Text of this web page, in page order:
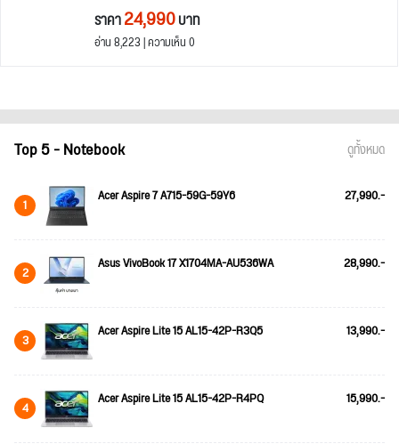
ราคา24,990บาท
อ่าน 8,223 | ความเห็น 0
Top 5 - Notebook ดูทั้งหมด
1 Acer Aspire 7 A715-59G-59Y6 27,990.-
2 Asus VivoBook 17 X1704MA-AU536WA 28,990.-
3 Acer Aspire Lite 15 AL15-42P-R3Q5 13,990.-
4 Acer Aspire Lite 15 AL15-42P-R4PQ 15,990.-